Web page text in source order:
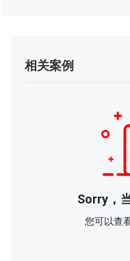
相关案例
Sorry，
您可以查